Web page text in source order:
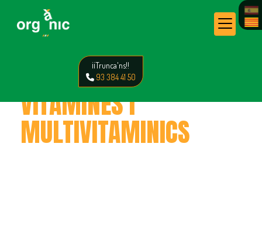
¡¡Trunca'ns!!
93 384 41 50
VITAMINES I
MULTIVITAMINICS